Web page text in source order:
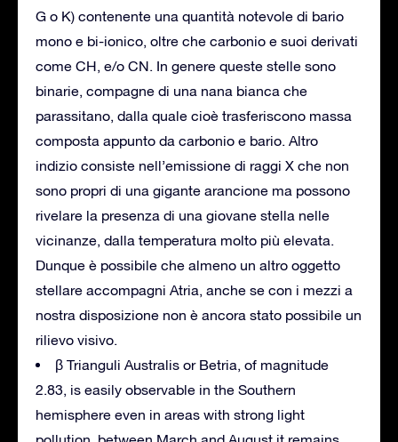
G o K) contenente una quantità notevole di bario
mono e bi-ionico, oltre che carbonio e suoi derivati
come CH, e/o CN. In genere queste stelle sono
binarie, compagne di una nana bianca che
parassitano, dalla quale cioè trasferiscono massa
composta appunto da carbonio e bario. Altro
indizio consiste nell’emissione di raggi X che non
sono propri di una gigante arancione ma possono
rivelare la presenza di una giovane stella nelle
vicinanze, dalla temperatura molto più elevata.
Dunque è possibile che almeno un altro oggetto
stellare accompagni Atria, anche se con i mezzi a
nostra disposizione non è ancora stato possibile un
rilievo visivo.
β Trianguli Australis or Betria, of magnitude
2.83, is easily observable in the Southern
hemisphere even in areas with strong light